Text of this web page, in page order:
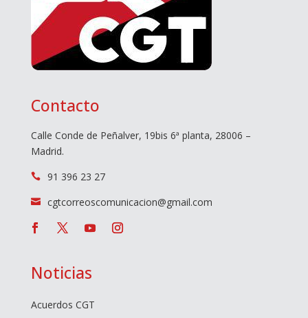
Contacto
Calle Conde de Peñalver, 19bis 6ª planta, 28006 –
Madrid.
 91 396 23 27
 cgtcorreoscomunicacion@gmail.com
Noticias
Acuerdos CGT